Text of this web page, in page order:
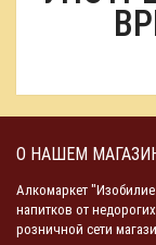
О НАШЕМ
Алкомаркет
напитков от
розничной сети